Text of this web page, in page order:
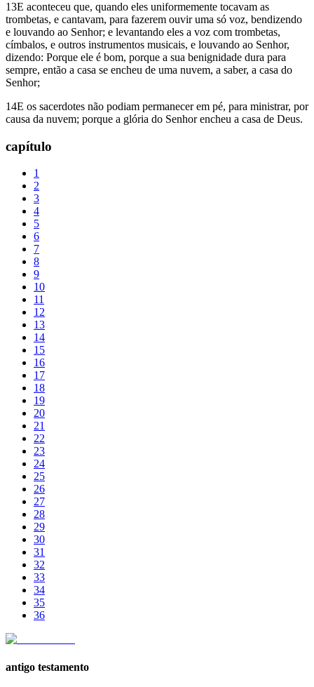
13E aconteceu que, quando eles uniformemente tocavam as
trombetas, e cantavam, para fazerem ouvir uma só voz, bendizendo
e louvando ao Senhor; e levantando eles a voz com trombetas,
címbalos, e outros instrumentos musicais, e louvando ao Senhor,
dizendo: Porque ele é bom, porque a sua benignidade dura para
sempre, então a casa se encheu de uma nuvem, a saber, a casa do
Senhor;
14E os sacerdotes não podiam permanecer em pé, para ministrar, por
causa da nuvem; porque a glória do Senhor encheu a casa de Deus.
capítulo
1
2
3
4
5
6
7
8
9
10
11
12
13
14
15
16
17
18
19
20
21
22
23
24
25
26
27
28
29
30
31
32
33
34
35
36
antigo testamento